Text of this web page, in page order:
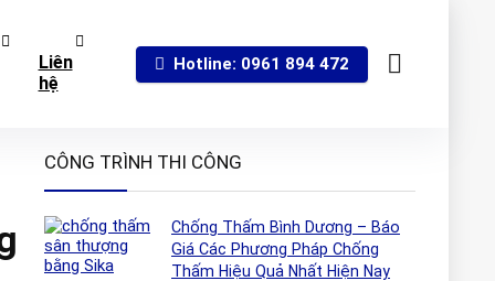
Liên
hệ
Hotline: 0961 894 472
CÔNG TRÌNH THI CÔNG
Chống Thấm Bình Dương – Báo
Giá Các Phương Pháp Chống
Thấm Hiệu Quả Nhất Hiện Nay